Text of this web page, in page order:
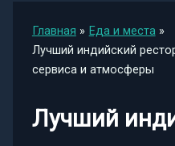
Главная
Еда и места
Лучший индийский
сервиса и атмосферы
Лучший